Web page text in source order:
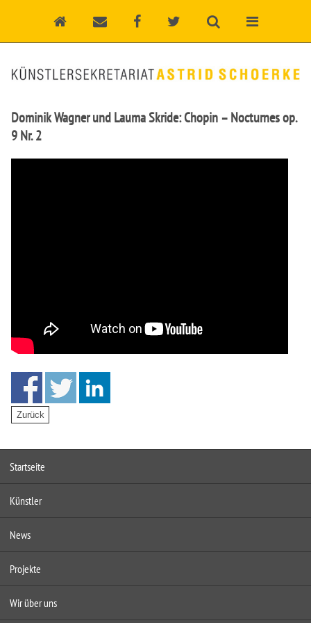
Dominik Wagner und Lauma Skride: Chopin – Nocturnes op.
9 Nr. 2
Startseite
Künstler
News
Projekte
Wir über uns